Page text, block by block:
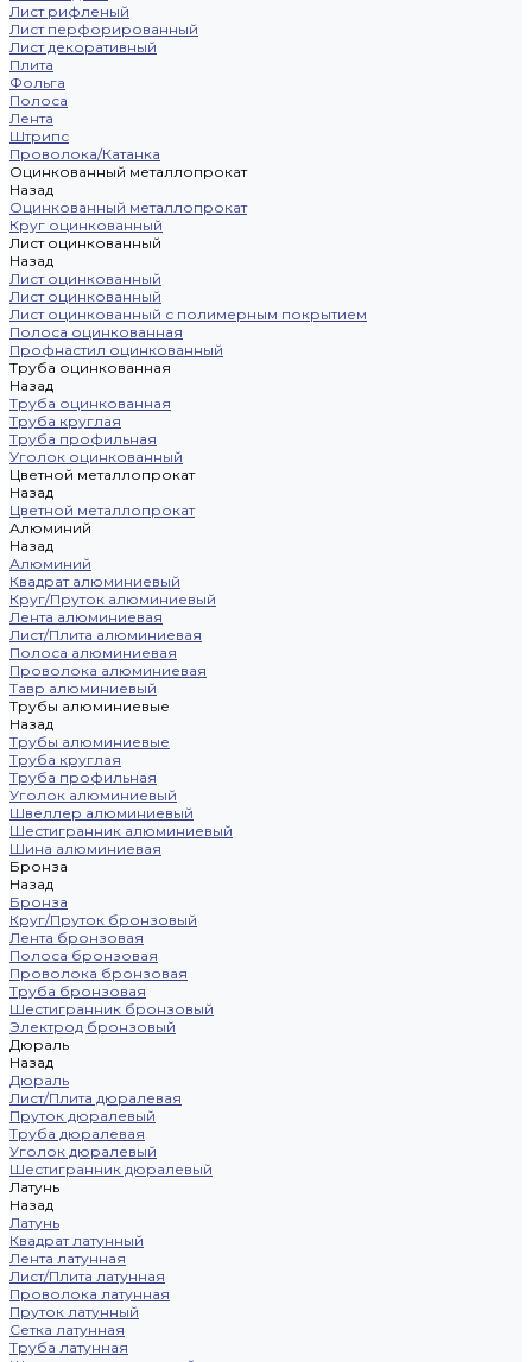
Лист рифленый
Лист перфорированный
Лист декоративный
Плита
Фольга
Полоса
Лента
Штрипс
Проволока/Катанка
Оцинкованный металлопрокат
Назад
Оцинкованный металлопрокат
Круг оцинкованный
Лист оцинкованный
Назад
Лист оцинкованный
Лист оцинкованный
Лист оцинкованный с полимерным покрытием
Полоса оцинкованная
Профнастил оцинкованный
Труба оцинкованная
Назад
Труба оцинкованная
Труба круглая
Труба профильная
Уголок оцинкованный
Цветной металлопрокат
Назад
Цветной металлопрокат
Алюминий
Назад
Алюминий
Квадрат алюминиевый
Круг/Пруток алюминиевый
Лента алюминиевая
Лист/Плита алюминиевая
Полоса алюминиевая
Проволока алюминиевая
Тавр алюминиевый
Трубы алюминиевые
Назад
Трубы алюминиевые
Труба круглая
Труба профильная
Уголок алюминиевый
Швеллер алюминиевый
Шестигранник алюминиевый
Шина алюминиевая
Бронза
Назад
Бронза
Круг/Пруток бронзовый
Лента бронзовая
Полоса бронзовая
Проволока бронзовая
Труба бронзовая
Шестигранник бронзовый
Электрод бронзовый
Дюраль
Назад
Дюраль
Лист/Плита дюралевая
Пруток дюралевый
Труба дюралевая
Уголок дюралевый
Шестигранник дюралевый
Латунь
Назад
Латунь
Квадрат латунный
Лента латунная
Лист/Плита латунная
Проволока латунная
Пруток латунный
Сетка латунная
Труба латунная